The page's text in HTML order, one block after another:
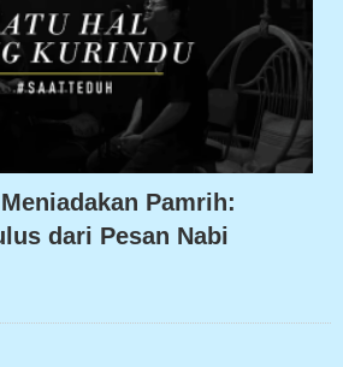
Pamrih:
dari Pesan Nabi